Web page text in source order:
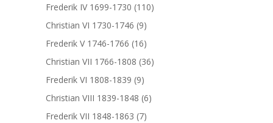
Frederik IV 1699-1730 (110)
Christian VI 1730-1746 (9)
Frederik V 1746-1766 (16)
Christian VII 1766-1808 (36)
Frederik VI 1808-1839 (9)
Christian VIII 1839-1848 (6)
Frederik VII 1848-1863 (7)